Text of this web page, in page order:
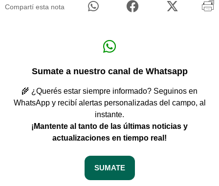
Compartí esta nota
Sumate a nuestro canal de Whatsapp
🌾 ¿Querés estar siempre informado? Seguinos en
WhatsApp y recibí alertas personalizadas del campo, al
instante.
¡Mantente al tanto de las últimas noticias y
actualizaciones en tiempo real!
SUMATE